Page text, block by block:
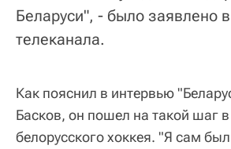
Беларуси", - было заявлено
телеканала.
Как пояснил в интервью
Басков, он пошел на такой шаг в
белорусского хоккея. "Я сам